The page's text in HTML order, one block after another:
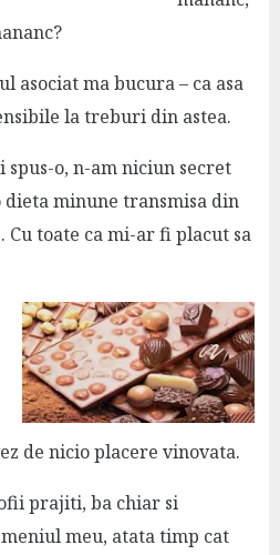
asociat ma bucura – ca asa
la treburi din astea.
spus-o, n-am niciun secret
minune transmisa din
toate ca mi-ar fi placut sa
de nicio placere vinovata.
prajiti, ba chiar si
meu, atata timp cat